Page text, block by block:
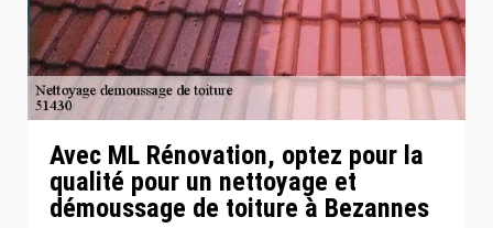
Avec ML Rénovation, optez pour la
qualité pour un nettoyage et
démoussage de toiture à Bezannes